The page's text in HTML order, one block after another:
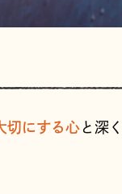
切にする心 と深